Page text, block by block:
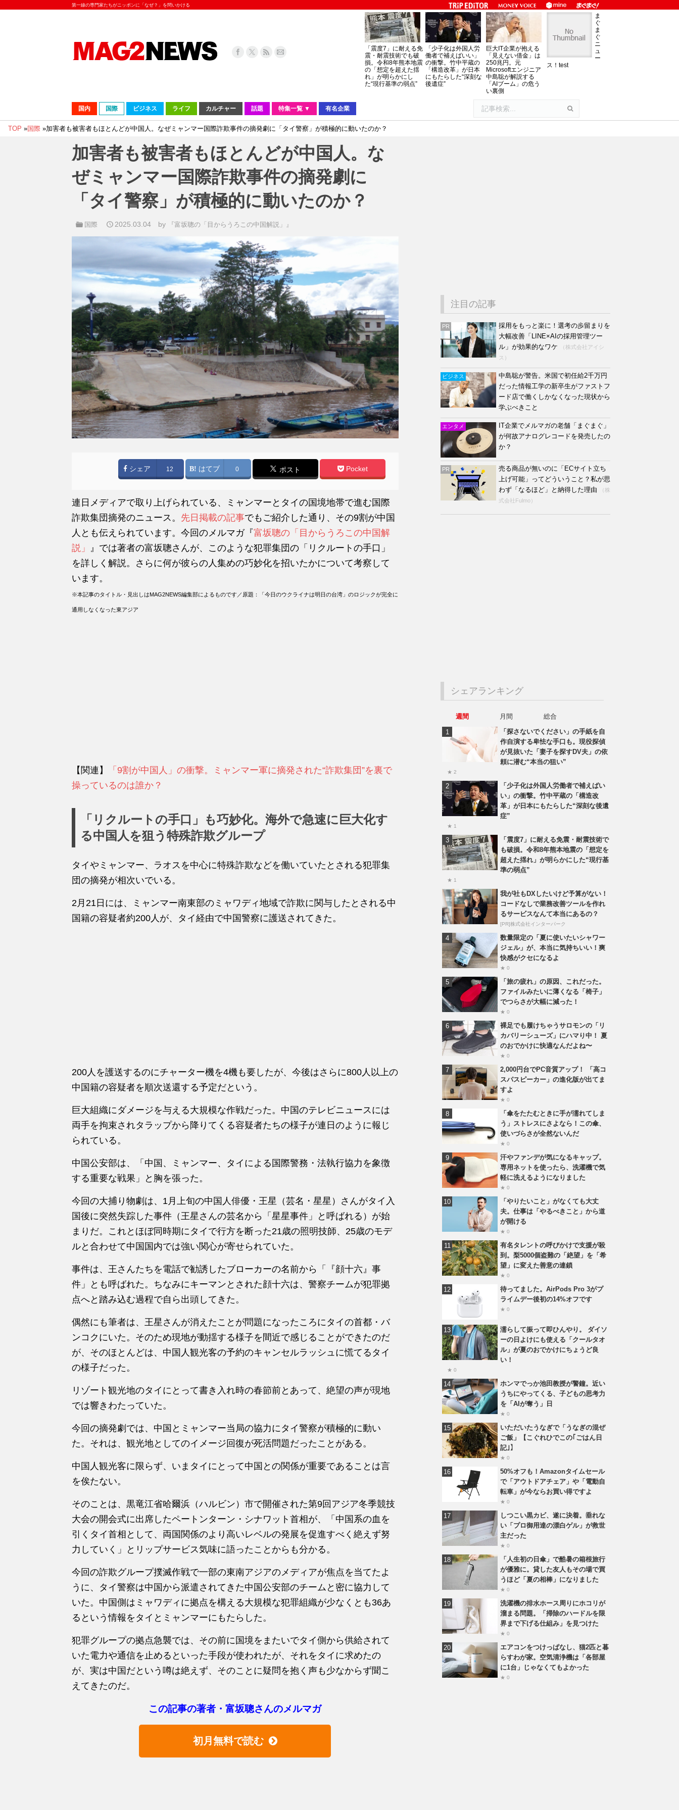
第一線の専門家たちがニッポンに「なぜ？」を問いかける
「震度7」に耐える免
震・耐震技術でも破
損。令和8年熊本地震
の「想定を超えた揺
れ」が明らかにし
た“現行基準の弱点”
「少子化は外国人労
働者で補えばいい」
の衝撃。竹中平蔵の
「構造改革」が日本
にもたらした“深刻な
後遺症”
巨大IT企業が抱える
「見えない借金」は
250兆円。元
Microsoftエンジニア
中島聡が解説する
「AIブーム」の危う
い裏側
ま
ぐ
ま
ぐ
ニ
ュ
ー
ス！test
国内 国際 ビジネス ライフ カルチャー 話題 特集一覧 ▼ 有名企業
TOP »国際 »加害者も被害者もほとんどが中国人。なぜミャンマー国際詐欺事件の摘発劇に「タイ警察」が積極的に動いたのか？
加害者も被害者もほとんどが中国人。な
ぜミャンマー国際詐欺事件の摘発劇に
「タイ警察」が積極的に動いたのか？
国際 2025.03.04 by 『富坂聰の「目からうろこの中国解説」』
シェア 12 はてブ 0 ポスト Pocket
連日メディアで取り上げられている、ミャンマーとタイの国境地帯で進む国際
詐欺集団摘発のニュース。 先日掲載の記事でもご紹介した通り、その9割が中国
人とも伝えられています。今回のメルマガ『富坂聰の「目からうろこの中国解
説」
』では著者の富坂聰さんが、このような犯罪集団の「リクルートの手口」
を詳しく解説。さらに何が彼らの人集めの巧妙化を招いたかについて考察して
います。
※本記事のタイトル・見出しはMAG2NEWS編集部によるものです／原題：「今日のウクライナは明日の台湾」のロジックが完全に
通用しなくなった東アジア
【関連】
「9割が中国人」の衝撃。ミャンマー軍に摘発された“詐欺集団”を裏で
操っているのは誰か？
「リクルートの手口」も巧妙化。海外で急速に巨大化す
る中国人を狙う特殊詐欺グループ
タイやミャンマー、ラオスを中心に特殊詐欺などを働いていたとされる犯罪集
団の摘発が相次いでいる。
2月21日には、ミャンマー南東部のミャワディ地域で詐欺に関与したとされる中
国籍の容疑者約200人が、タイ経由で中国警察に護送されてきた。
200人を護送するのにチャーター機を4機も要したが、今後はさらに800人以上の
中国籍の容疑者を順次送還する予定だという。
巨大組織にダメージを与える大規模な作戦だった。中国のテレビニュースには
両手を拘束されタラップから降りてくる容疑者たちの様子が連日のように報じ
られている。
中国公安部は、「中国、ミャンマー、タイによる国際警務・法執行協力を象徴
する重要な戦果」と胸を張った。
今回の大捕り物劇は、1月上旬の中国人俳優・王星（芸名・星星）さんがタイ入
国後に突然失踪した事件（王星さんの芸名から「星星事件」と呼ばれる）が始
まりだ。これとほぼ同時期にタイで行方を断った21歳の照明技師、25歳のモデ
ルと合わせて中国国内では強い関心が寄せられていた。
事件は、王さんたちを電話で勧誘したブローカーの名前から「『顔十六』事
件」とも呼ばれた。ちなみにキーマンとされた顔十六は、警察チームが犯罪拠
点へと踏み込む過程で自ら出頭してきた。
偶然にも筆者は、王星さんが消えたことが問題になったころにタイの首都・バ
ンコクにいた。そのため現地が動揺する様子を間近で感じることができたのだ
が、そのほとんどは、中国人観光客の予約のキャンセルラッシュに慌てるタイ
の様子だった。
リゾート観光地のタイにとって書き入れ時の春節前とあって、絶望の声が現地
では響きわたっていた。
今回の摘発劇では、中国とミャンマー当局の協力にタイ警察が積極的に動い
た。それは、観光地としてのイメージ回復が死活問題だったことがある。
中国人観光客に限らず、いまタイにとって中国との関係が重要であることは言
を俟たない。
そのことは、黒竜江省哈爾浜（ハルビン）市で開催された第9回アジア冬季競技
大会の開会式に出席したペートンターン・シナワット首相が、「中国系の血を
引くタイ首相として、両国関係のより高いレベルの発展を促進すべく絶えず努
力していく」とリップサービス気味に語ったことからも分かる。
今回の詐欺グループ撲滅作戦で一部の東南アジアのメディアが焦点を当てたよ
うに、タイ警察は中国から派遣されてきた中国公安部のチームと密に協力して
いた。中国側はミャワディに拠点を構える大規模な犯罪組織が少なくとも36あ
るという情報をタイとミャンマーにもたらした。
犯罪グループの拠点急襲では、その前に国境をまたいでタイ側から供給されて
いた電力や通信を止めるといった手段が使われたが、それをタイに求めたの
が、実は中国だという噂は絶えず、そのことに疑問を抱く声も少なからず聞こ
えてきたのだ。
この記事の著者・富坂聰さんのメルマガ
初月無料で読む
注目の記事
PR
採用をもっと楽に！選考の歩留まりを
大幅改善「LINE×AIの採用管理ツー
ル」が効果的なワケ
（株式会社アイシ
ス）
ビジネス
中島聡が警告。米国で初任給2千万円
だった情報工学の新卒生がファストフ
ード店で働くしかなくなった現状から
学ぶべきこと
エンタメ
IT企業でメルマガの老舗「まぐまぐ」
が何故アナログレコードを発売したの
か？
PR
売る商品が無いのに「ECサイト立ち
上げ可能」ってどういうこと？私が思
わず「なるほど」と納得した理由
（株
式会社Fulmo）
シェアランキング
週間 月間
総合
「探さないでください」の手紙を自
作自演する卑怯な手口も。現役探偵
が見抜いた「妻子を探すDV夫」の依
頼に潜む“本当の狙い”
★ 2
「少子化は外国人労働者で補えばい
い」の衝撃。竹中平蔵の「構造改
革」が日本にもたらした“深刻な後遺
症”
★ 1
「震度7」に耐える免震・耐震技術で
も破損。令和8年熊本地震の「想定を
超えた揺れ」が明らかにした“現行基
準の弱点”
★ 1
我が社もDXしたいけど予算がない！
コードなしで業務改善ツールを作れ
るサービスなんて本当にあるの？
[PR]株式会社インターパーク
数量限定の「夏に使いたいシャワー
ジェル」が、本当に気持ちいい！爽
快感がクセになるよ
★ 0
「旅の疲れ」の原因、これだった。
ファイルみたいに薄くなる「椅子」
でつらさが大幅に減った！
★ 0
裸足でも履けちゃうサロモンの「リ
カバリーシューズ」にハマり中！ 夏
のおでかけに快適なんだよね〜
★ 0
2,000円台でPC音質アップ！ 「高コ
スパスピーカー」の進化版が出てま
すよ
★ 0
「傘をたたむときに手が濡れてしま
う」ストレスにさよなら！この傘、
使いづらさが全然ないんだ
★ 0
汗やファンデが気になるキャップ。
専用ネットを使ったら、洗濯機で気
軽に洗えるようになりました
★ 0
「やりたいこと」がなくても大丈
夫。仕事は「やるべきこと」から道
が開ける
★ 0
有名タレントの呼びかけで支援が殺
到。梨5000個盗難の「絶望」を「希
望」に変えた善意の連鎖
★ 0
待ってました。AirPods Pro 3がプ
ライムデー後初の14%オフです
★ 0
濡らして振って即ひんやり。 ダイソ
ーの日よけにも使える「クールタオ
ル」が夏のおでかけにちょうど良
い！
★ 0
ホンマでっか池田教授が警鐘。近い
うちにやってくる、子どもの思考力
を「AIが奪う」日
★ 0
いただいたうなぎで「うなぎの混ぜ
ご飯」【こぐれひでこの｢ごはん日
記｣】
★ 0
50%オフも！Amazonタイムセール
で「アウトドアチェア」や「電動自
転車」が今ならお買い得ですよ
★ 0
しつこい黒カビ、遂に決着。垂れな
い「プロ御用達の漂白ゲル」が救世
主だった
★ 0
「人生初の日傘」で酷暑の箱根旅行
が優雅に。貸した友人もその場で買
うほど「夏の相棒」になりました
★ 0
洗濯機の排水ホース周りにホコリが
溜まる問題。「掃除のハードルを限
界まで下げる仕組み」を見つけた
★ 0
エアコンをつけっぱなし、猫2匹と暮
らすわが家。空気清浄機は「各部屋
に1台」じゃなくてもよかった
★ 0